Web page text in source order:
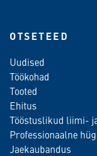
OTSETEED
Uudised
Töökohad
Tooted
Ehitus
Tööstuslikud liimi-
Professionaalne
Jaekaubandus